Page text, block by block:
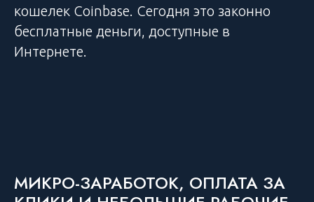
кошелек Coinbase. Сегодня это законно
бесплатные деньги, доступные в
Интернете.
МИКРО-ЗАРАБОТОК, ОПЛАТА ЗА